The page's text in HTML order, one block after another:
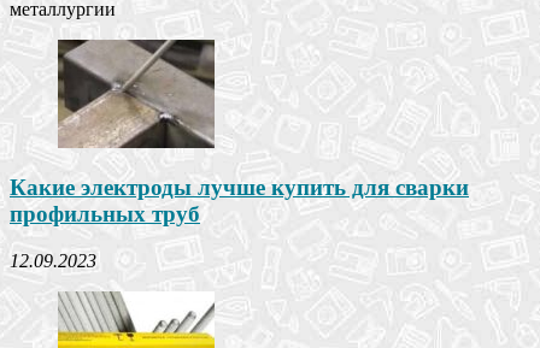
металлургии
Какие электроды лучше купить для сварки
профильных труб
12.09.2023